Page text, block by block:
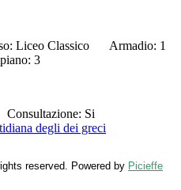
Liceo Classico
Armadio: 1
3
Consultazione: Si
degli dei greci
reserved. Powered by Picieffe